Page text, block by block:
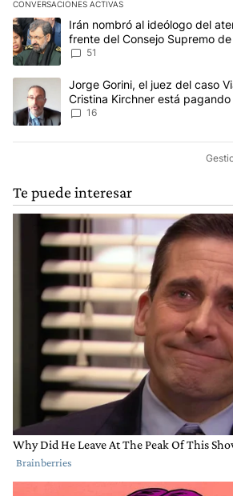
CONVERSACIONES ACTIVAS
Este listado muestra los artículos con
Un artículo de tendencia con el título
Irán nombró al ideólogo del
frente del Consejo Supremo
51
Un artículo de tendencia con el título
Jorge Gorini, el juez del caso
Cristina Kirchner está pagando
cometer "un delito comprobado"
16